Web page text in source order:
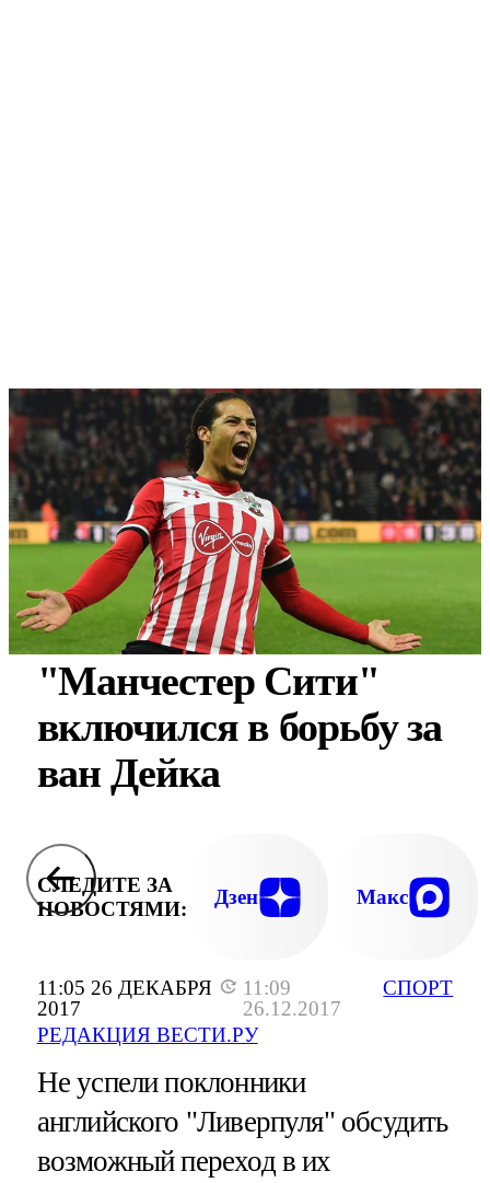
11:05 26 ДЕКАБРЯ
2017
11:09
26.12.2017
РЕДАКЦИЯ ВЕСТИ.РУ
СПОРТ
"Манчестер Сити"
включился в борьбу за
ван Дейка
СЛЕДИТЕ ЗА
НОВОСТЯМИ:
Дзен Макс
Не успели поклонники
английского "Ливерпуля" обсудить
возможный переход в их